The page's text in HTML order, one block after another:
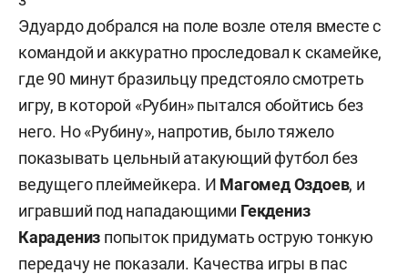
Эдуардо добрался на поле возле отеля вместе с
командой и аккуратно проследовал к скамейке,
где 90 минут бразильцу предстояло смотреть
игру, в которой «Рубин» пытался обойтись без
него. Но «Рубину», напротив, было тяжело
показывать цельный атакующий футбол без
ведущего плеймейкера. И Магомед Оздоев, и
игравший под нападающими Гекдениз
Карадениз попыток придумать острую тонкую
передачу не показали. Качества игры в пас